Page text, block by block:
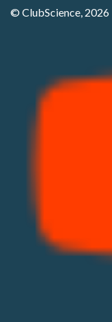
© ClubScience, 2026